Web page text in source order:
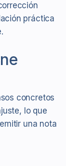
práctica
concretos
lo que
una nota